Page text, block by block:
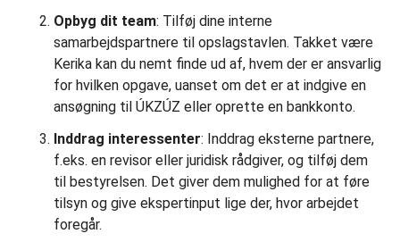
Opbyg dit team: Tilføj dine interne
samarbejdspartnere til opslagstavlen. Takket være
Kerika kan du nemt finde ud af, hvem der er ansvarlig
for hvilken opgave, uanset om det er at indgive en
ansøgning til ÚKZÚZ eller oprette en bankkonto.
Inddrag interessenter: Inddrag eksterne partnere,
f.eks. en revisor eller juridisk rådgiver, og tilføj dem
til bestyrelsen. Det giver dem mulighed for at føre
tilsyn og give ekspertinput lige der, hvor arbejdet
foregår.